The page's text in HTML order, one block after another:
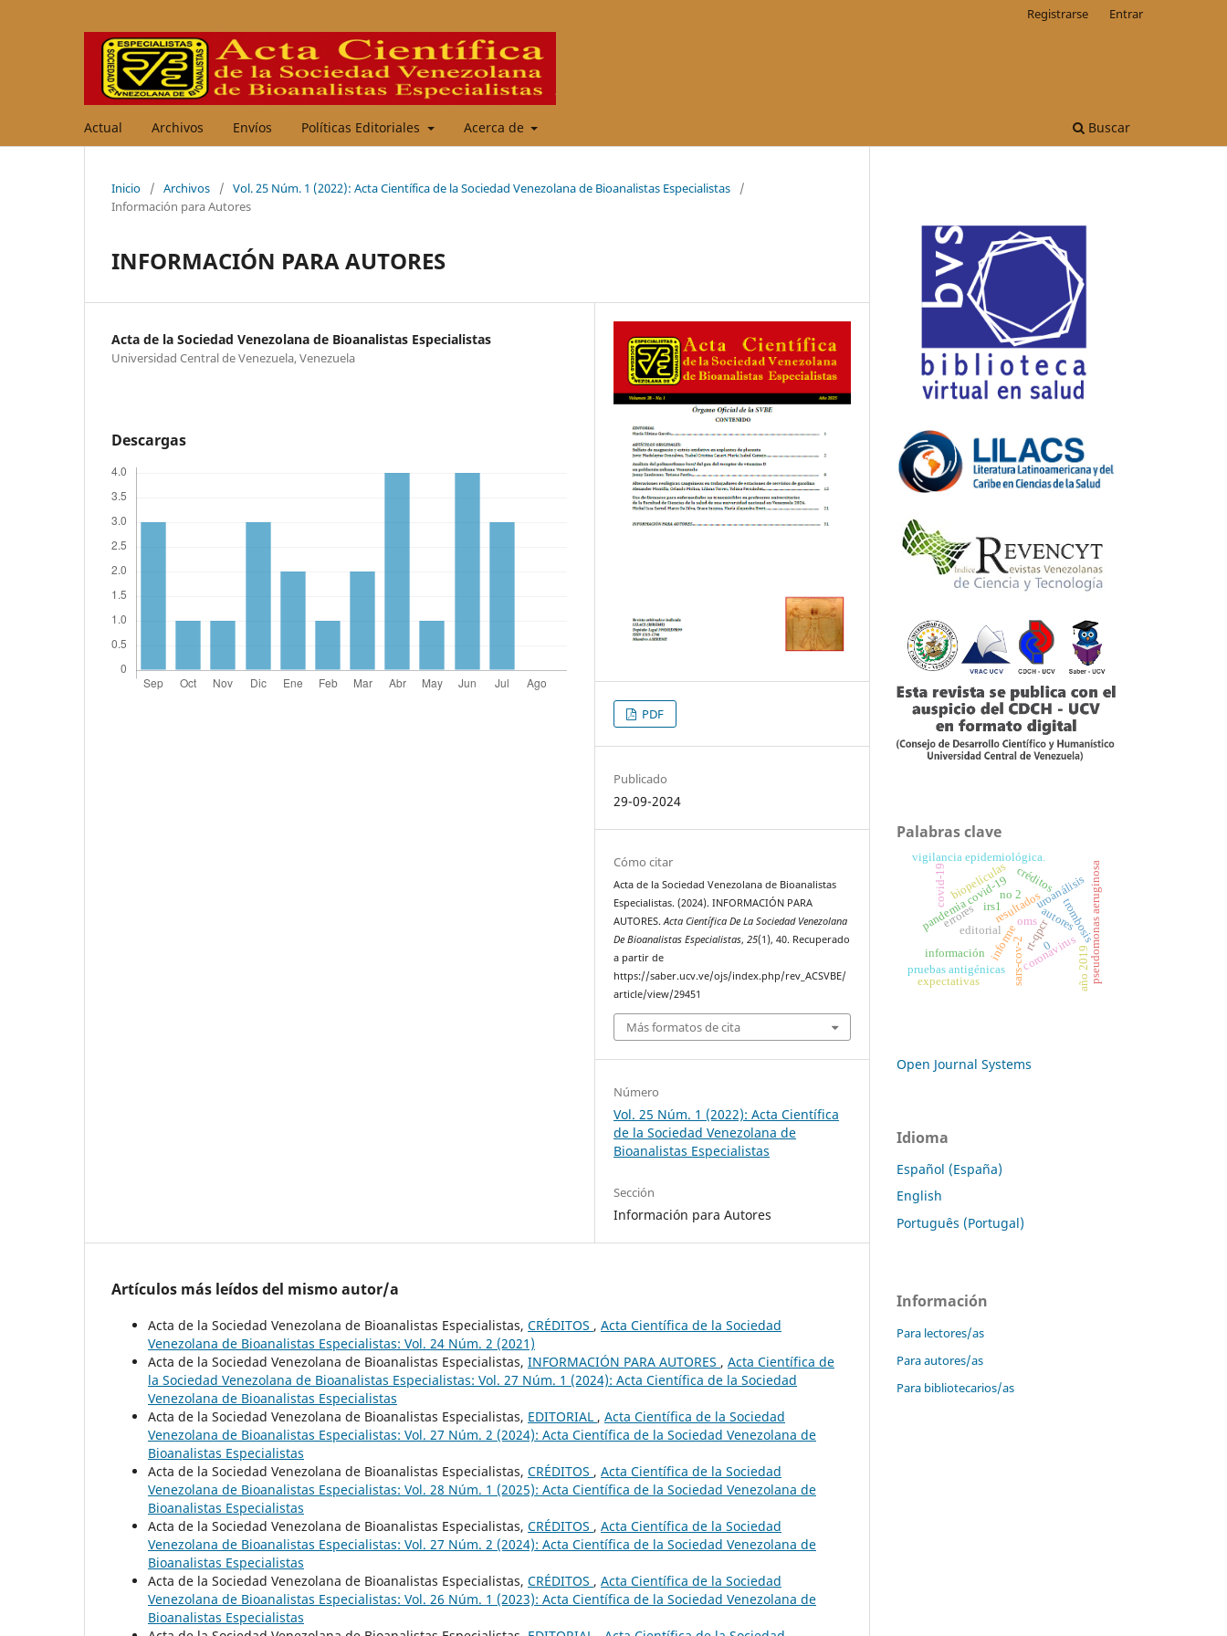
Actual Archivos Envíos Políticas Editoriales Acerca de Buscar
Registrarse Entrar
Inicio / Archivos / Vol. 25 Núm. 1 (2022): Acta Científica de la Sociedad Venezolana de Bioanalistas Especialistas
/
Información para Autores
INFORMACIÓN PARA AUTORES
Acta de la Sociedad Venezolana de Bioanalistas Especialistas
Universidad Central de Venezuela, Venezuela
Descargas
PDF
Publicado
29-09-2024
Cómo citar
Acta de la Sociedad Venezolana de Bioanalistas
Especialistas. (2024). INFORMACIÓN PARA
AUTORES.Acta Científica De La Sociedad Venezolana
De Bioanalistas Especialistas,25(1), 40. Recuperado
a partir de
https://saber.ucv.ve/ojs/index.php/rev_ACSVBE/
article/view/29451
Más formatos de cita
Número
Vol. 25 Núm. 1 (2022): Acta Científica
de la Sociedad Venezolana de
Bioanalistas Especialistas
Sección
Información para Autores
Artículos más leídos del mismo autor/a
Acta de la Sociedad Venezolana de Bioanalistas Especialistas, CRÉDITOS , Acta Científica de la Sociedad
Venezolana de Bioanalistas Especialistas: Vol. 24 Núm. 2 (2021)
Acta de la Sociedad Venezolana de Bioanalistas Especialistas, INFORMACIÓN PARA AUTORES , Acta Científica de
la Sociedad Venezolana de Bioanalistas Especialistas: Vol. 27 Núm. 1 (2024): Acta Científica de la Sociedad
Venezolana de Bioanalistas Especialistas
Acta de la Sociedad Venezolana de Bioanalistas Especialistas, EDITORIAL , Acta Científica de la Sociedad
Venezolana de Bioanalistas Especialistas: Vol. 27 Núm. 2 (2024): Acta Científica de la Sociedad Venezolana de
Bioanalistas Especialistas
Acta de la Sociedad Venezolana de Bioanalistas Especialistas, CRÉDITOS , Acta Científica de la Sociedad
Venezolana de Bioanalistas Especialistas: Vol. 28 Núm. 1 (2025): Acta Científica de la Sociedad Venezolana de
Bioanalistas Especialistas
Acta de la Sociedad Venezolana de Bioanalistas Especialistas, CRÉDITOS , Acta Científica de la Sociedad
Venezolana de Bioanalistas Especialistas: Vol. 27 Núm. 2 (2024): Acta Científica de la Sociedad Venezolana de
Bioanalistas Especialistas
Acta de la Sociedad Venezolana de Bioanalistas Especialistas, CRÉDITOS , Acta Científica de la Sociedad
Venezolana de Bioanalistas Especialistas: Vol. 26 Núm. 1 (2023): Acta Científica de la Sociedad Venezolana de
Bioanalistas Especialistas
Palabras clave
errores
informe
resultadosuroanálisis
información
autores
pandemia covid-19
sars-cov-2coronavirus
rt-qpcr
oms
0
editorial
créditos
covid-19
pruebas antigénicas
vigilancia epidemiológica.
trombosis
no 2
año 2019
irs1 pseudomonas aeruginosa
biopelículas
expectativas
Open Journal Systems
Idioma
Español (España)
English
Português (Portugal)
Información
Para lectores/as
Para autores/as
Para bibliotecarios/as